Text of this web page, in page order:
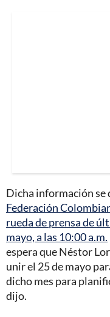
Dicha información se
Federación
rueda de prensa de
mayo, a las 10:00 a.m.
espera que Néstor
unir el 25 de mayo
dicho mes para
dijo.